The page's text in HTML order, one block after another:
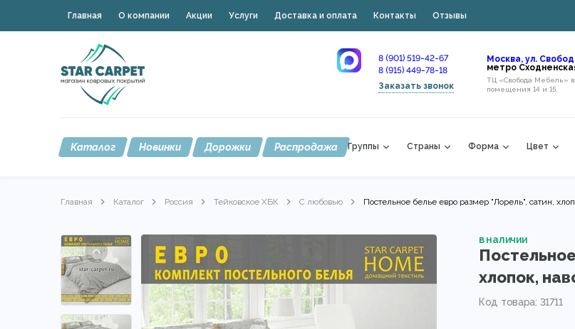
Главная О компании Акции Услуги Доставка и оплата Контакты Отзывы
8 (901) 519-42-67
8 (915) 449-78-18
Заказать звонок
Москва, ул.
метро
ТЦ «Свобода Мебель»
помещения 14 и 15,
Каталог Новинки Дорожки Распродажа Группы Страны Форма Цвет
Главная Каталог Россия Тейковское ХБК С любовью Постельное белье евро размер "Лорель", сатин,
в наличии
хлопок,
Код товара: 31711